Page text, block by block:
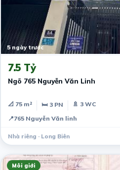
5 ngày trước
7.5 Tỷ
Ngõ 765 Nguyễn Văn Linh
📐 75 m² 🛏 3 PN
🚿 3 WC
📍765 Nguyễn Văn linh
Nhà riêng · Long Biên
Môi giới